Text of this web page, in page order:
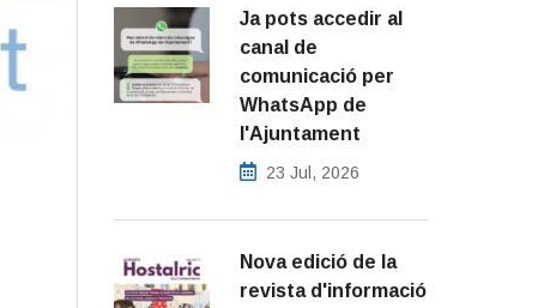
Ja pots accedir al
canal de
comunicació per
WhatsApp de
l'Ajuntament
23 Jul, 2026
Nova edició de la
revista d'informació